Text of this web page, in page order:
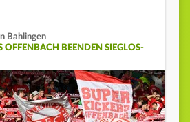
Bahlingen
OFFENBACH BEENDEN SIEGLOS-